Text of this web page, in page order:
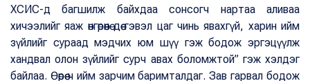
ХСИС-д багшилж байхдаа сонсогч нартаа аливаа
хичээлийг яаж өнгөрөөнө дөө гэвэл цаг чинь явахгүй, харин ийм
зүйлийг сураад мэдчих юм шүү гэж бодож эргэцүүлж
хандвал олон зүйлийг сурч авах боломжтой” гэж хэлдэг
байлаа. Өөрөө ч ийм зарчим баримталдаг. Зав гарвал бодож